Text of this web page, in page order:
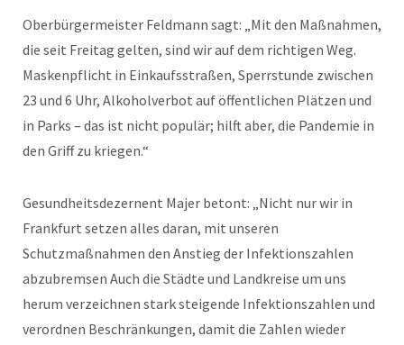
Oberbürgermeister Feldmann sagt: „Mit den Maßnahmen,
die seit Freitag gelten, sind wir auf dem richtigen Weg.
Maskenpflicht in Einkaufsstraßen, Sperrstunde zwischen
23 und 6 Uhr, Alkoholverbot auf öffentlichen Plätzen und
in Parks – das ist nicht populär; hilft aber, die Pandemie in
den Griff zu kriegen.“
Gesundheitsdezernent Majer betont: „Nicht nur wir in
Frankfurt setzen alles daran, mit unseren
Schutzmaßnahmen den Anstieg der Infektionszahlen
abzubremsen Auch die Städte und Landkreise um uns
herum verzeichnen stark steigende Infektionszahlen und
verordnen Beschränkungen, damit die Zahlen wieder